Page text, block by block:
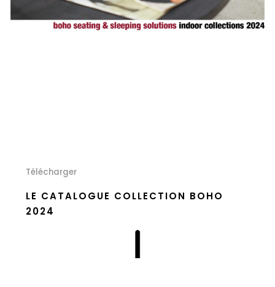
Télécharger
LE CATALOGUE COLLECTION BOHO
2024